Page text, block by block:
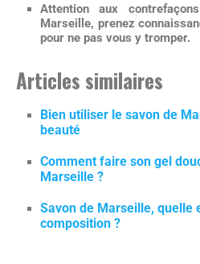
Attention aux
Marseille, prenez
pour ne pas vous y tromper.
Articles similaires
Bien utiliser le savon de
beauté
Comment faire son gel
Marseille ?
Savon de Marseille, quelle
composition ?